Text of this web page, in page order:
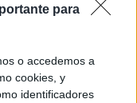
para
o accedemos a
cookies, y
identificadores